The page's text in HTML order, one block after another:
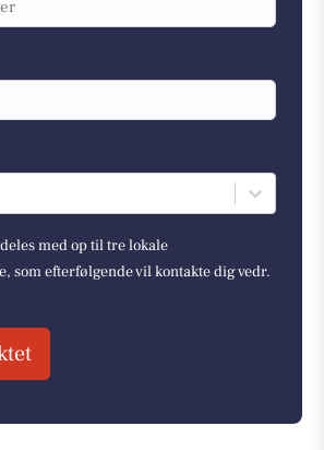
med op til tre lokale
som efterfølgende vil kontakte dig vedr.